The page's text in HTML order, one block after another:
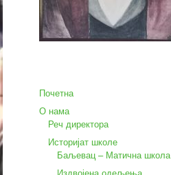
Почетна
О нама
Реч директора
Историјат школе
Баљевац – Матична школа